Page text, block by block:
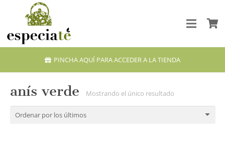
PINCHA AQUÍ PARA ACCEDER A LA TIENDA
anís verde Mostrando el único resultado